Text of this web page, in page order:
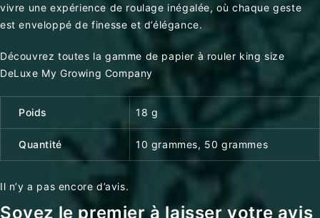
vivre une expérience de roulage inégalée, où chaque geste
est enveloppé de finesse et d’élégance.
Découvrez toutes la gamme de papier à rouler king size
DeLuxe My Growing Company
Poids 18 g
Quantité 10 grammes, 50 grammes
Il n’y a pas encore d’avis.
Soyez le premier à laisser votre avis